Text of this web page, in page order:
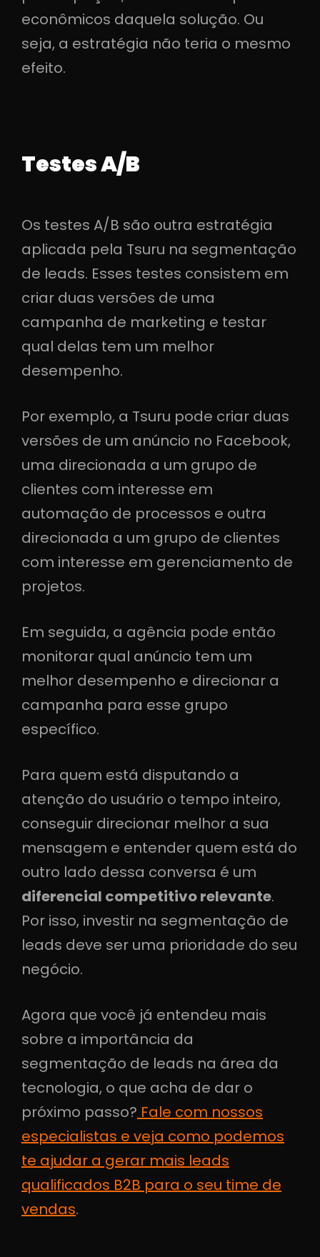
econômicos daquela solução. Ou
seja, a estratégia não teria o mesmo
efeito.
Testes A/B
Os testes A/B são outra estratégia
aplicada pela Tsuru na segmentação
de leads. Esses testes consistem em
criar duas versões de uma
campanha de marketing e testar
qual delas tem um melhor
desempenho.
Por exemplo, a Tsuru pode criar duas
versões de um anúncio no Facebook,
uma direcionada a um grupo de
clientes com interesse em
automação de processos e outra
direcionada a um grupo de clientes
com interesse em gerenciamento de
projetos.
Em seguida, a agência pode então
monitorar qual anúncio tem um
melhor desempenho e direcionar a
campanha para esse grupo
específico.
Para quem está disputando a
atenção do usuário o tempo inteiro,
conseguir direcionar melhor a sua
mensagem e entender quem está do
outro lado dessa conversa é um
diferencial competitivo relevante.
Por isso, investir na segmentação de
leads deve ser uma prioridade do seu
negócio.
Agora que você já entendeu mais
sobre a importância da
segmentação de leads na área da
tecnologia, o que acha de dar o
próximo passo? Fale com nossos
especialistas e veja como podemos
te ajudar a gerar mais leads
qualificados B2B para o seu time de
vendas.